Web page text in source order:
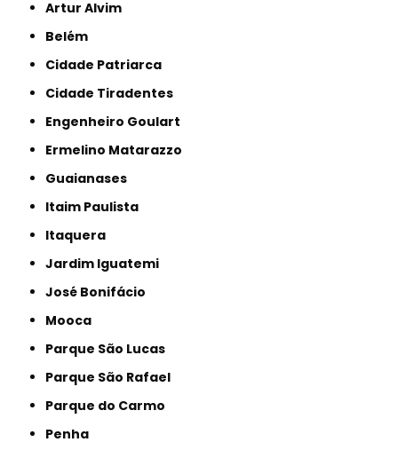
Artur Alvim
Belém
Cidade Patriarca
Cidade Tiradentes
Engenheiro Goulart
Ermelino Matarazzo
Guaianases
Itaim Paulista
Itaquera
Jardim Iguatemi
José Bonifácio
Mooca
Parque São Lucas
Parque São Rafael
Parque do Carmo
Penha